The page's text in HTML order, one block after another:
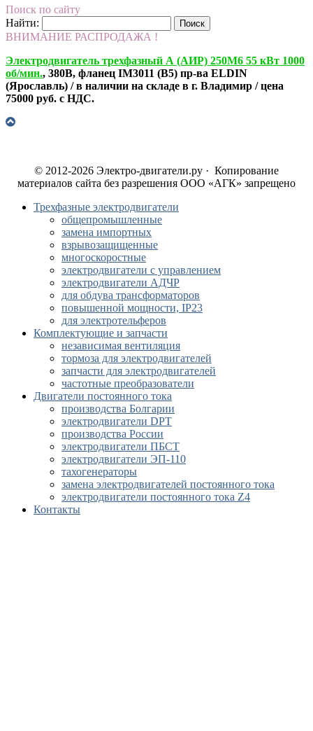
Поиск по сайту
Найти:
ВНИМАНИЕ РАСПРОДАЖА !
Электродвигатель трехфазный А (АИР) 250М6 55 кВт 1000
об/мин., 380В, фланец IM3011 (B5) пр-ва ELDIN
(Ярославль) / в наличии на складе в г. Владимир / цена
75000 руб. с НДС.
© 2012-2026 Электро-двигатели.ру · Копирование
материалов сайта без разрешения ООО «АГК» запрещено
Трехфазные электродвигатели
общепромышленные
замена импортных
взрывозащищенные
многоскоростные
электродвигатели с управлением
электродвигатели АДЧР
для обдува трансформаторов
повышенной мощности, IP23
для электротельферов
Комплектующие и запчасти
независимая вентиляция
тормоза для электродвигателей
запчасти для электродвигателей
частотные преобразователи
Двигатели постоянного тока
производства Болгарии
электродвигатели DPT
производства России
электродвигатели ПБСТ
электродвигатели ЭП-110
тахогенераторы
замена электродвигателей постоянного тока
электродвигатели постоянного тока Z4
Контакты